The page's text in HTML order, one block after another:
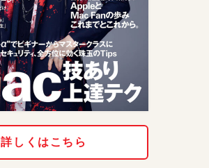
詳しくはこちら